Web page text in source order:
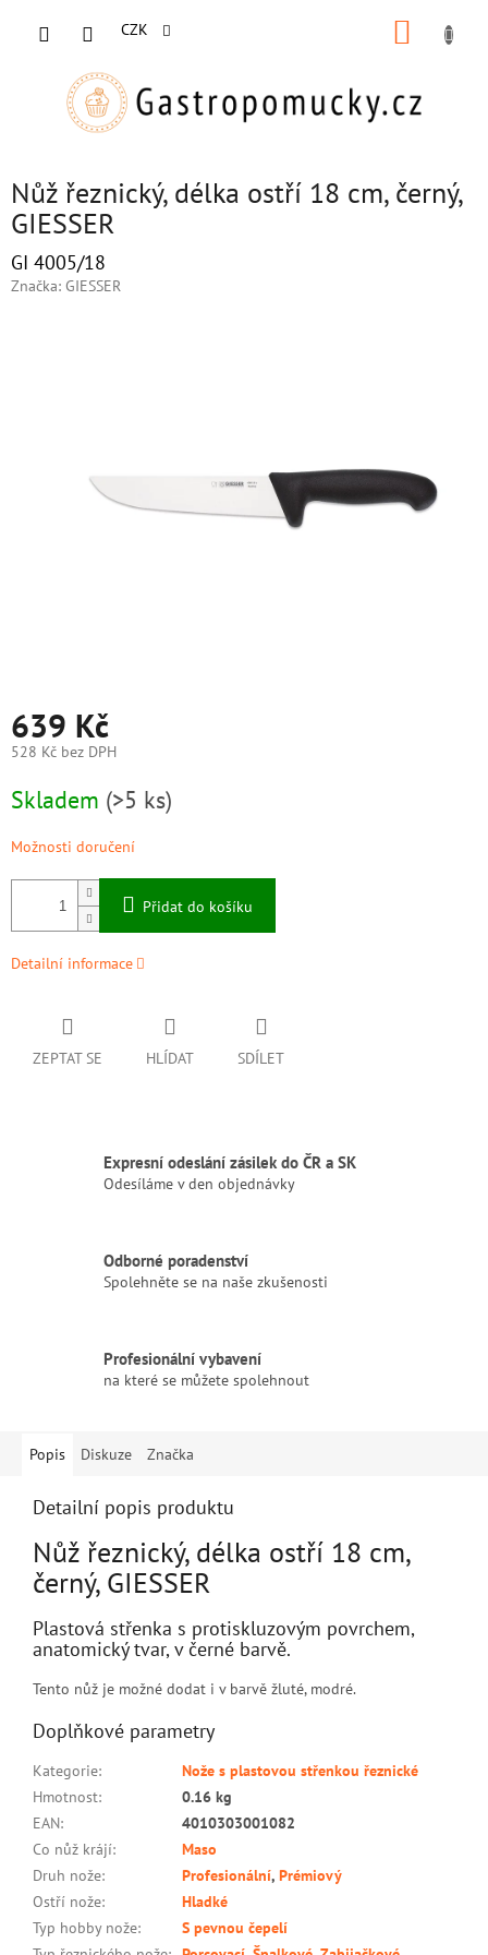
CZK
Nůž řeznický, délka ostří 18 cm, černý,
GIESSER
GI 4005/18
Značka: GIESSER
639 Kč
528 Kč bez DPH
cena:
Skladem (>5 ks)
Možnosti doručení
Přidat do košíku
Detailní informace
ZEPTAT SE HLÍDAT SDÍLET
Expresní odeslání zásilek do ČR a SK
Odesíláme v den objednávky
Odborné poradenství
Spolehněte se na naše zkušenosti
Profesionální vybavení
na které se můžete spolehnout
Popis Diskuze Značka
Detailní popis produktu
Nůž řeznický, délka ostří 18 cm,
černý, GIESSER
Plastová střenka s protiskluzovým povrchem,
anatomický tvar, v černé barvě.
Tento nůž je možné dodat i v barvě žluté, modré.
Doplňkové parametry
Kategorie:
Nože s plastovou střenkou řeznické
Hmotnost:
0.16 kg
EAN:
4010303001082
Co nůž krájí:
Maso
Druh nože: Profesionální, Prémiový
Ostří nože:
Hladké
Typ hobby nože:
S pevnou čepelí